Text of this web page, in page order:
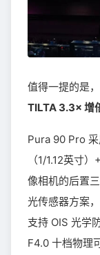
值得一提的是，
TILTA 3.3× 增
Pura 90 Pro
（1/1.12英寸
像相机的后置
光传感器方案
支持 OIS 光学
F4.0 十档物理